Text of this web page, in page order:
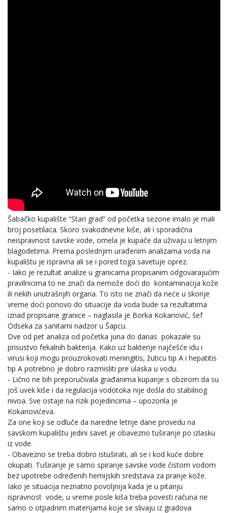
Šabačko kupalište “Stari grad” od početka sezone imalo je mali
broj posetilaca. Skoro svakodnevne kiše, ali i sporadična
neispravnost savske vode, omela je kupače da uživaju u letnjim
blagodetima. Prema poslednjim urađenim analizama voda na
kupalištu je ispravna ali se i pored toga savetuje oprez.
- Iako je rezultat analize u granicama propisanim odgovarajućim
pravilnicima to ne znači da nemože doći do kontaminacija kože
ili nekih unutrašnjih organa. To isto ne znači da neće u skorije
vreme doći ponovo do situacije da voda bude sa rezultatima
iznad propisane granice – naglasila je Borka Kokanović, šef
Odseka za sanitarni nadzor u Šapcu.
Dve od pet analiza od početka juna do danas pokazale su
prisustvo fekalnih bakterija. Kako uz bakterije najčešće idu i
virusi koji mogu prouzrokovati meningitis, žuticu tip A i hepatitis
tip A potrebno je dobro razmisliti pre ulaska u vodu.
- Lično ne bih preporučivala građanima kupanje s obzirom da su
još uvek kiše i da regulacija vodotoka nije došla do stabilnog
nivoa. Sve ostaje na rizik pojedincima – upozorila je
Kokanovićeva.
Za one koji se odluče da naredne letnje dane provedu na
savskom kupalištu jedini savet je obavezno tuširanje po izlasku
iz vode.
- Obavezno se treba dobro istuširati, ali se i kod kuće dobre
okupati. Tuširanje je samo spiranje savske vode čistom vodom
bez upotrebe određenih hemijskih sredstava za pranje kože.
Iako je situacija neznatno povoljnija kada je u pitanju
ispravnost vode, u vreme posle kiša treba povesti računa ne
samo o otpadnim materijama koje se slivaju iz gradova